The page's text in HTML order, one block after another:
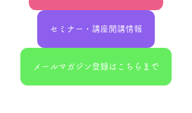
セミナー・講座開講情報
メールマガジン登録はこちらまで